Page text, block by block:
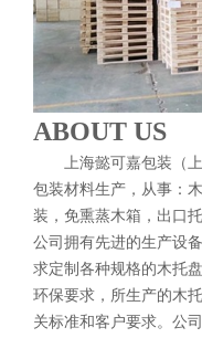
ABOUT US
上海懿可嘉包装（
包装材料生产，从事：
装，免熏蒸木箱，出口
公司拥有先进的生产设
求定制各种规格的木托
环保要求，所生产的木
关标准和客户要求。公